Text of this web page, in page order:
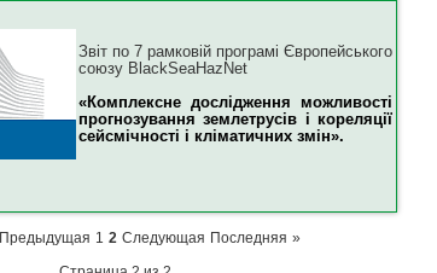
Звіт по 7 рамковій програмі Європейського
союзу BlackSeaHazNet
«Комплексне дослідження можливості
прогнозування землетрусів і кореляції
сейсмічності і кліматичних змін».
Предыдущая 1 2 Следующая Последняя »